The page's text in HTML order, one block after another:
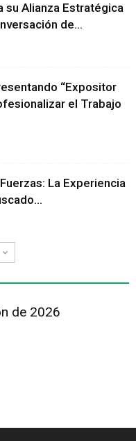
su Alianza Estratégica
de...
“Expositor
el Trabajo
La Experiencia
de 2026